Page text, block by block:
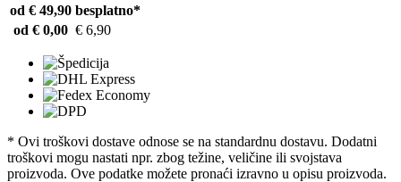
od € 49,90 besplatno*
od € 0,00 € 6,90
* Ovi troškovi dostave odnose se na standardnu ​​dostavu. Dodatni
troškovi mogu nastati npr. zbog težine, veličine ili svojstava
proizvoda. Ove podatke možete pronaći izravno u opisu proizvoda.